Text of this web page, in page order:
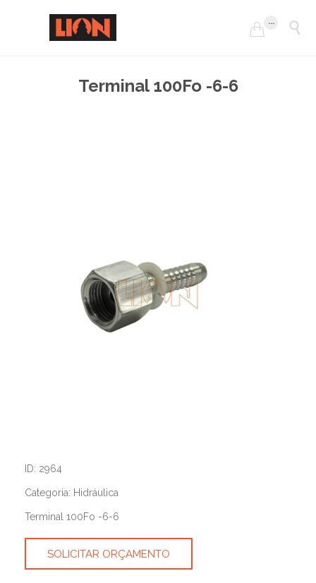

... 
Terminal 100Fo -6-6
ID: 2964
Categoria: Hidráulica
Terminal 100Fo -6-6
SOLICITAR ORÇAMENTO